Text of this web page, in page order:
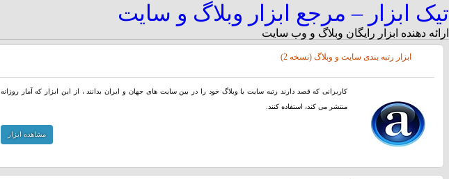
تیک ابزار – مرجع ابزار وبلاگ و سایت
ارائه دهنده ابزار رایگان وبلاگ و وب سایت
ابزار رتبه بندی سایت و وبلاگ (نسخه 2)
کاربرانی که قصد دارند رتبه سایت یا وبلاگ خود را در بین سایت های جهان و ایران بدانند ، از این ابزار که آمار روزانه
منتشر می کند، استفاده کنند.
مشاهده ابزار